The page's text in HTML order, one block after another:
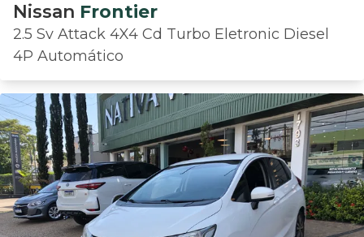
Nissan Frontier
2.5 Sv Attack 4X4 Cd Turbo Eletronic Diesel
4P Automático